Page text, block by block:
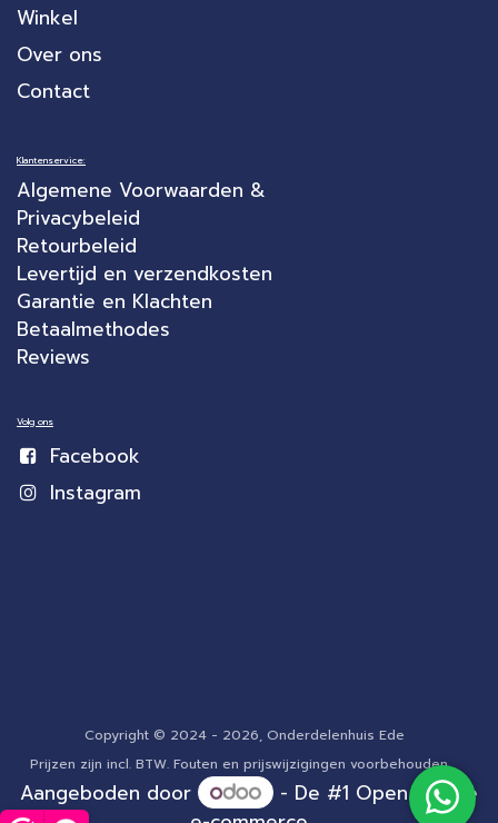
Winkel
Over ons
Contact
Klantenservice:
Algemene Voorwaarden &
Privacybeleid
Retourbeleid
Levertijd en verzendkosten
Garantie en Klachten
Betaalmethodes
Reviews
Volg ons
Facebook
Instagram
Copyright © 2024 - 2026, Onderdelenhuis Ede
Prijzen zijn incl. BTW. Fouten en prijswijzigingen voorbehouden.
Aangeboden door - De #1 Open source